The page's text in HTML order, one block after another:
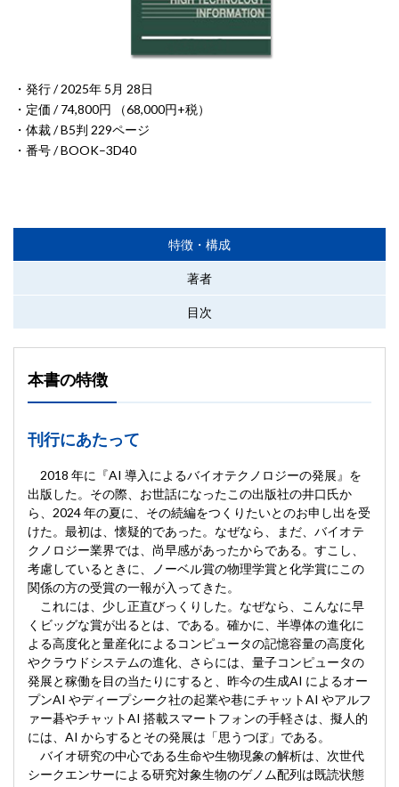
・発行 / 2025年 5月 28日
・定価 / 74,800円 （68,000円+税）
・体裁 / B5判 229ページ
・番号 / BOOK–3D40
特徴・構成
著者
目次
本書の特徴
刊行にあたって
2018 年に『AI 導入によるバイオテクノロジーの発展』を
出版した。その際、お世話になったこの出版社の井口氏か
ら、2024 年の夏に、その続編をつくりたいとのお申し出を受
けた。最初は、懐疑的であった。なぜなら、まだ、バイオテ
クノロジー業界では、尚早感があったからである。すこし、
考慮しているときに、ノーベル賞の物理学賞と化学賞にこの
関係の方の受賞の一報が入ってきた。
これには、少し正直びっくりした。なぜなら、こんなに早
くビッグな賞が出るとは、である。確かに、半導体の進化に
よる高度化と量産化によるコンピュータの記憶容量の高度化
やクラウドシステムの進化、さらには、量子コンピュータの
発展と稼働を目の当たりにすると、昨今の生成AI によるオー
プンAI やディープシーク社の起業や巷にチャットAI やアルフ
ァー碁やチャットAI 搭載スマートフォンの手軽さは、擬人的
には、AI からするとその発展は「思うつぼ」である。
バイオ研究の中心である生命や生物現象の解析は、次世代
シークエンサーによる研究対象生物のゲノム配列は既読状態